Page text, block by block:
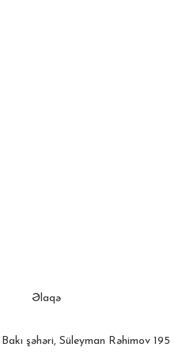
Əlaqə
Bakı şəhəri, Süleyman Rəhimov 195